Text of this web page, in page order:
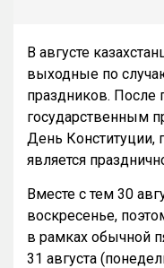
В августе
выходные по
праздников. После
государственным
День Конституции,
является
Вместе с тем 30
воскресенье,
в рамках обычной
31 августа